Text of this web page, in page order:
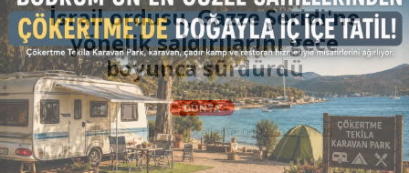
İsrail ordusu, Gazze Şeridi'ne
yönelik saldırılarını gece
boyunca sürdürdü
DÜNYA
06.12.2023 - 11:25, Güncelleme: 06.12.2023 - 11:25